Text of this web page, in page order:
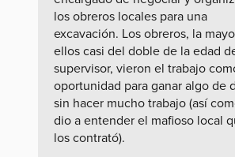
los obreros locales para una
excavación. Los obreros, la
ellos casi del doble de la edad
supervisor, vieron el trabajo
oportunidad para ganar algo de
sin hacer mucho trabajo (así
dio a entender el mafioso local
los contrató).